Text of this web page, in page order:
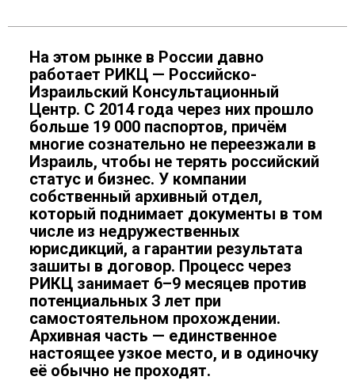
На этом рынке в России давно
работает РИКЦ — Российско-
Израильский Консультационный
Центр. С 2014 года через них прошло
больше 19 000 паспортов, причём
многие сознательно не переезжали в
Израиль, чтобы не терять российский
статус и бизнес. У компании
собственный архивный отдел,
который поднимает документы в том
числе из недружественных
юрисдикций, а гарантии результата
зашиты в договор. Процесс через
РИКЦ занимает 6–9 месяцев против
потенциальных 3 лет при
самостоятельном прохождении.
Архивная часть — единственное
настоящее узкое место, и в одиночку
её обычно не проходят.